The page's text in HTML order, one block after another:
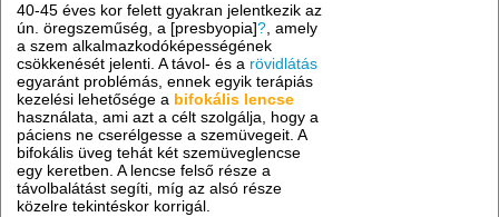
40-45 éves kor felett gyakran jelentkezik az
ún. öregszeműség, a [presbyopia]? , amely
a szem alkalmazkodóképességének
csökkenését jelenti. A távol- és a rövidlátás
egyaránt problémás, ennek egyik terápiás
kezelési lehetősége a bifokális lencse
használata, ami azt a célt szolgálja, hogy a
páciens ne cserélgesse a szemüvegeit. A
bifokális üveg tehát két szemüveglencse
egy keretben. A lencse felső része a
távolbalátást segíti, míg az alsó része
közelre tekintéskor korrigál.